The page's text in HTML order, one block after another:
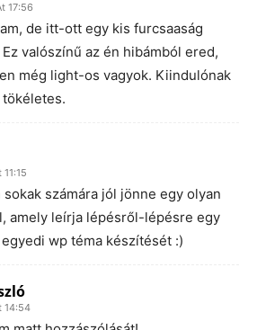
17:56
de itt-ott egy kis furcsaaság
valószínű az én hibámból ered,
még light-os vagyok. Kiindulónak
számára jól jönne egy olyan
amely leírja lépésről-lépésre egy
wp téma készítését :)
14:54